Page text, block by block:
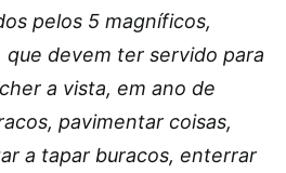
pelos 5 magníficos,
que devem ter servido para
a vista, em ano de
pavimentar coisas,
a tapar buracos, enterrar